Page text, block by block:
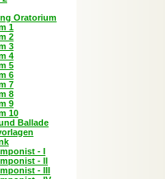
Oratorium
1
2
3
4
5
6
7
8
9
10
Ballade
- I
- II
- III